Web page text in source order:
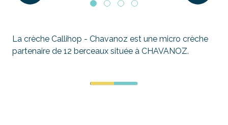
La crèche Callihop - Chavanoz est une micro crèche
partenaire de 12 berceaux située à CHAVANOZ.